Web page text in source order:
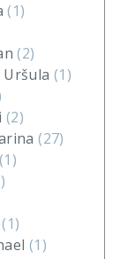
(1)
(2)
Uršula (1)
(2)
(27)
(1)
(1)
(1)